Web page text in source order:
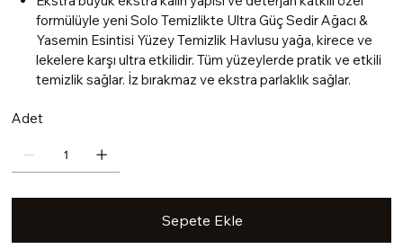
formülüyle yeni Solo Temizlikte Ultra Güç Sedir Ağacı &
Yasemin Esintisi Yüzey Temizlik Havlusu yağa, kirece ve
lekelere karşı ultra etkilidir. Tüm yüzeylerde pratik ve etkili
temizlik sağlar. İz bırakmaz ve ekstra parlaklık sağlar.
Adet
Sepete Ekle